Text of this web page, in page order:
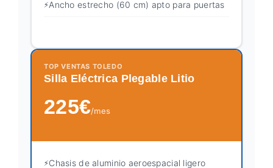
Ancho estrecho (60 cm) apto para puertas
TOP VENTAS TOLEDO
Silla Eléctrica Plegable Litio
225€/mes
Chasis de aluminio aeroespacial ligero